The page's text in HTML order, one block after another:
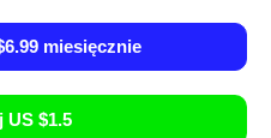
miesięcznie
US $1.5